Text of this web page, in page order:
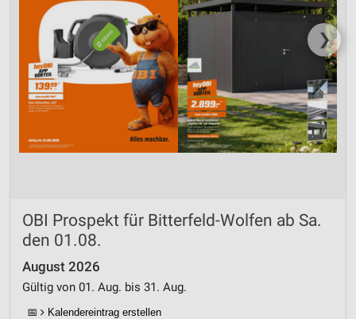
❯
OBI Prospekt für Bitterfeld-Wolfen ab Sa.
den 01.08.
August 2026
Gültig von 01. Aug. bis 31. Aug.
📅 Kalendereintrag erstellen